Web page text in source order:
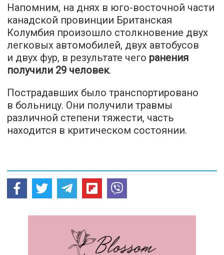
Напомним, на днях в юго-восточной части
канадской провинции Британская
Колумбия произошло столкновение двух
легковых автомобилей, двух автобусов
и двух фур, в результате чего ранения
получили 29 человек.
Пострадавших было транспортировано
в больницу. Они получили травмы
различной степени тяжести, часть
находится в критическом состоянии.